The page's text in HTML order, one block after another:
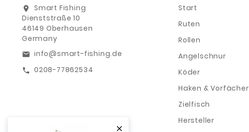

location_on
Smart Fishing
Dienststraße 10
46149 Oberhausen
Germany
email info@smart-fishing.de
call 0208-77862534
Start
Ruten
Rollen
Angelschnur
Köder
Haken & Vorfächer
Zielfisch
Hersteller